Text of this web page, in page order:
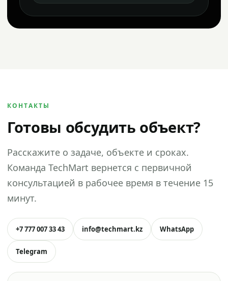
КОНТАКТЫ
Готовы обсудить объект?
Расскажите о задаче, объекте и сроках.
Команда TechMart вернется с первичной
консультацией в рабочее время в течение 15
минут.
+7 777 007 33 43 info@techmart.kz WhatsApp
Telegram